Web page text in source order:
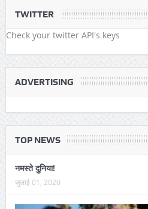
TWITTER
Check your twitter API's keys
ADVERTISING
TOP NEWS
नमस्ते दुनिया!
जुलाई 01, 2020